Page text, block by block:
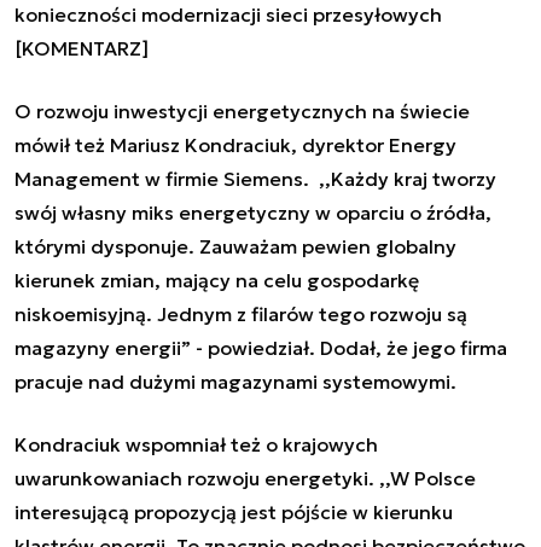
konieczności modernizacji sieci przesyłowych
[KOMENTARZ]
O rozwoju inwestycji energetycznych na świecie
mówił też Mariusz Kondraciuk, dyrektor Energy
Management w firmie Siemens. ,,Każdy kraj tworzy
swój własny miks energetyczny w oparciu o źródła,
którymi dysponuje. Zauważam pewien globalny
kierunek zmian, mający na celu gospodarkę
niskoemisyjną. Jednym z filarów tego rozwoju są
magazyny energii” - powiedział. Dodał, że jego firma
pracuje nad dużymi magazynami systemowymi.
Kondraciuk wspomniał też o krajowych
uwarunkowaniach rozwoju energetyki. ,,W Polsce
interesującą propozycją jest pójście w kierunku